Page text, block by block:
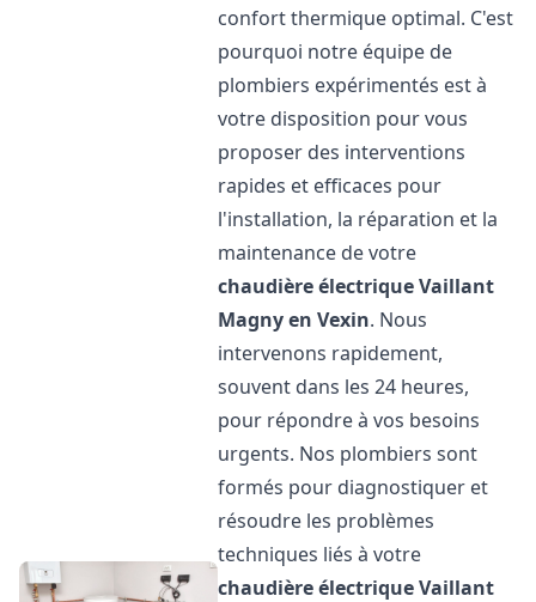
confort thermique optimal. C'est
pourquoi notre équipe de
plombiers expérimentés est à
votre disposition pour vous
proposer des interventions
rapides et efficaces pour
l'installation, la réparation et la
maintenance de votre
chaudière électrique Vaillant
Magny en Vexin. Nous
intervenons rapidement,
souvent dans les 24 heures,
pour répondre à vos besoins
urgents. Nos plombiers sont
formés pour diagnostiquer et
résoudre les problèmes
techniques liés à votre
chaudière électrique Vaillant